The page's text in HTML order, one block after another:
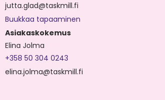
jutta.glad@taskmill.fi
Buukkaa tapaaminen
Asiakaskokemus
Elina Jolma
+358 50 304 0243
elina.jolma@taskmill.fi